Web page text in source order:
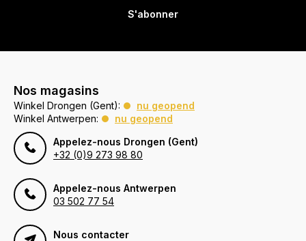
S'abonner
Nos magasins
Winkel Drongen (Gent):
nu geopend
Winkel Antwerpen:
nu geopend
Appelez-nous Drongen (Gent)
+32 (0)9 273 98 80
Appelez-nous Antwerpen
03 502 77 54
Nous contacter